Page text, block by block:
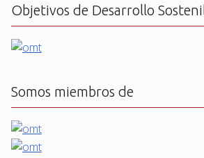
Objetivos de Desarrollo
Somos miembros de